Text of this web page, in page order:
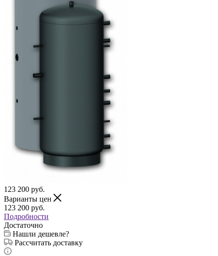
123 200 руб.
Варианты цен
123 200 руб.
Подробности
Достаточно
Нашли дешевле?
Рассчитать доставку